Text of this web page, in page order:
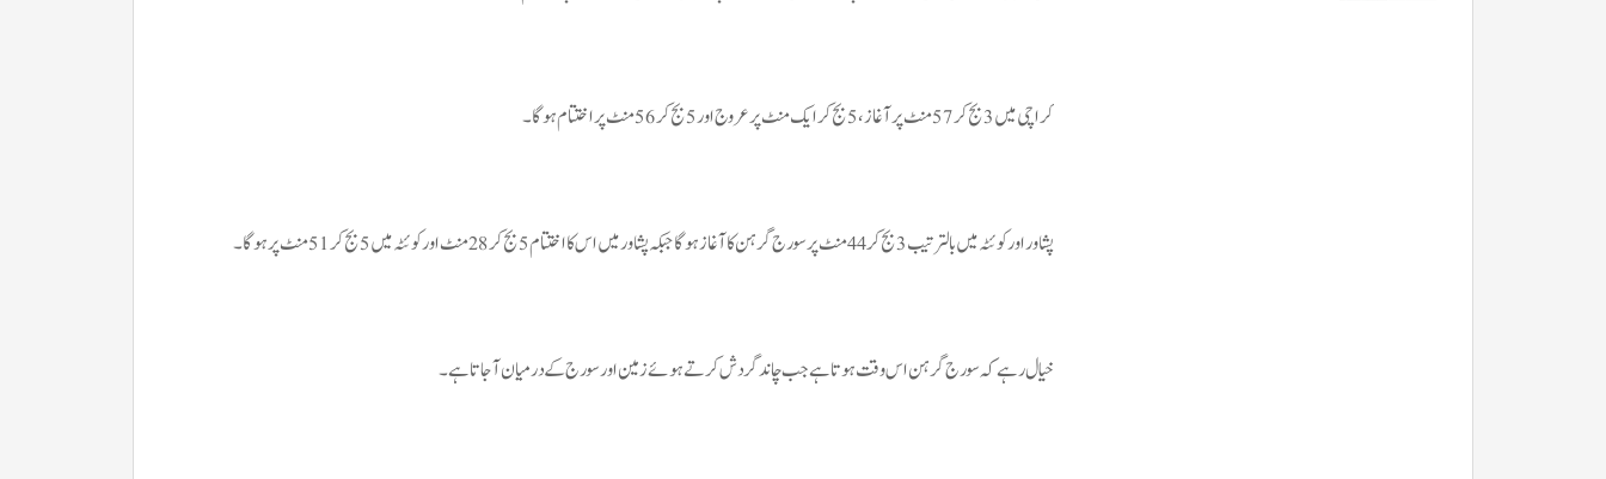
کراچی میں 3 بج کر 57 منٹ پر آغاز، 5 بج کر ایک منٹ پر عروج اور 5 بج کر 56 منٹ پر اختتام ہوگا۔
پشاور اور کوئٹہ میں بالترتیب 3 بج کر 44 منٹ پر سورج گرہن کا آغاز ہوگا جبکہ پشاور میں اس کا اختتام 5 بج کر 28 منٹ اور کوئٹہ میں 5 بج کر 51 منٹ پر ہوگا۔
خیال رہے کہ سورج گرہن اس وقت ہوتا ہے جب چاند گردش کرتے ہوئے زمین اور سورج کے درمیان آجاتا ہے۔